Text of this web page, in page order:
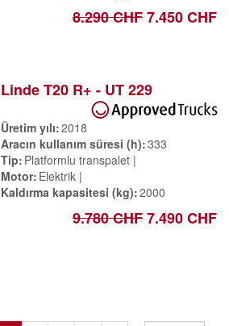
8.290 CHF7.450 CHF
Linde T20 R+ - UT 229
Üretim yılı 2018
Aracın kullanım süresi (h) 333
Tip Platformlu transpalet
Motor Elektrik
Kaldırma kapasitesi (kg) 2000
9.780 CHF7.490 CHF